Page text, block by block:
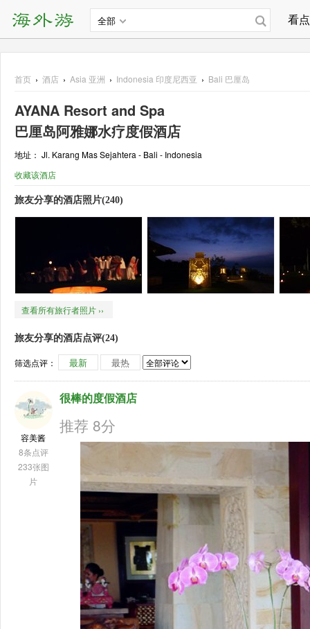
全部 看
首页 › 酒店 › Asia 亚洲 › Indonesia 印度尼西亚 › Bali 巴厘岛
AYANA Resort and Spa
巴厘岛阿雅娜水疗度假酒店
地址： Jl. Karang Mas Sejahtera - Bali - Indonesia
收藏该酒店
旅友分享的酒店照片(240)
查看所有旅行者照片 ››
旅友分享的酒店点评(24)
筛选点评： 最新 最热
容美酱
8条点评
233张图
片
很棒的度假酒店
推荐 8分